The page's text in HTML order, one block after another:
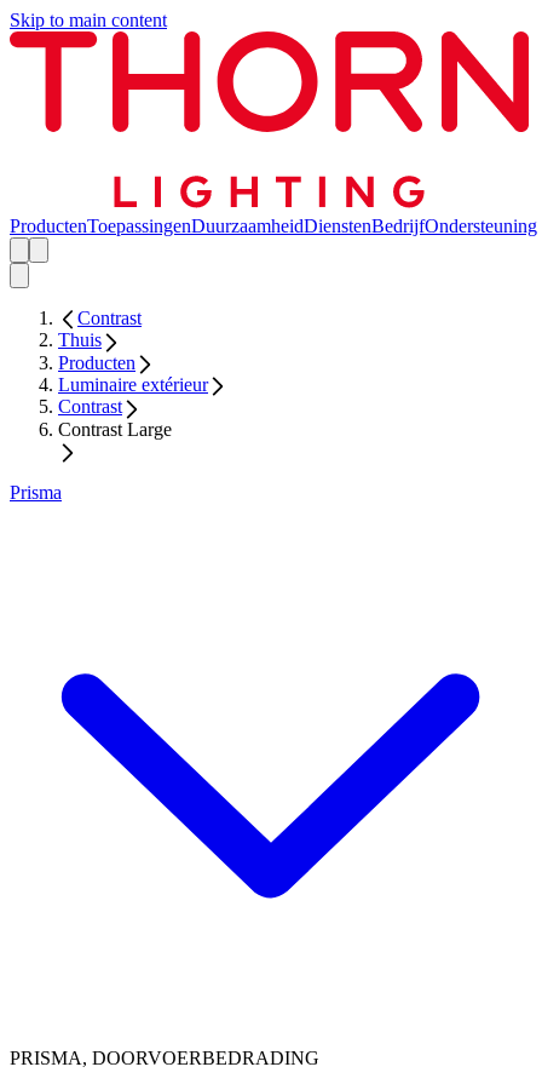
Skip to main content
ProductenToepassingenDuurzaamheidDienstenBedrijfOndersteuning
Contrast
Thuis
Producten
Luminaire extérieur
Contrast
Contrast Large
Prisma
PRISMA, DOORVOERBEDRADING